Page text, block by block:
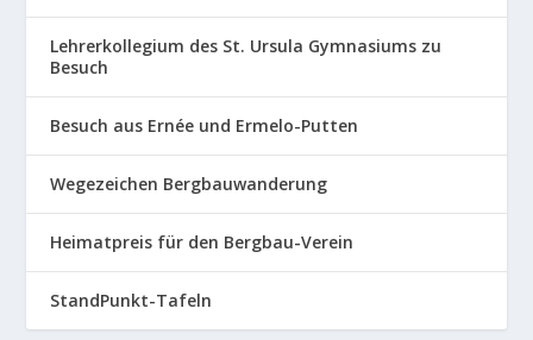
Lehrerkollegium des St. Ursula Gymnasiums zu
Besuch
Besuch aus Ernée und Ermelo-Putten
Wegezeichen Bergbauwanderung
Heimatpreis für den Bergbau-Verein
StandPunkt-Tafeln